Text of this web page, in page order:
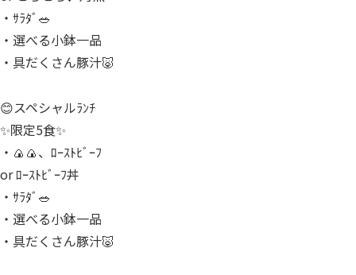
・ｻﾗﾀﾞ🥗
・選べる小鉢一品
・具だくさん豚汁🐷
😊スペシャルﾗﾝﾁ
✨限定5食✨
・🍙🍙、ﾛｰｽﾄﾋﾞｰﾌ
or ﾛｰｽﾄﾋﾞｰﾌ丼
・ｻﾗﾀﾞ🥗
・選べる小鉢一品
・具だくさん豚汁🐷